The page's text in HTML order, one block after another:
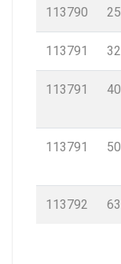
113790 25
113791 32
113791 40
113791 50
113792 63